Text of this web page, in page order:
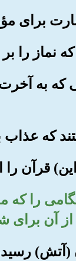
که به
هنگامی را
از آن
(آتش)